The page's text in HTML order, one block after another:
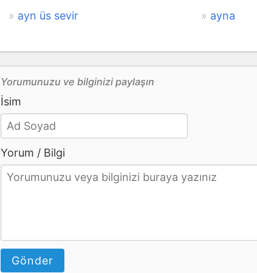
ayn üs sevir
ayna
Yorumunuzu ve bilginizi paylaşın
İsim
Yorum / Bilgi
Gönder